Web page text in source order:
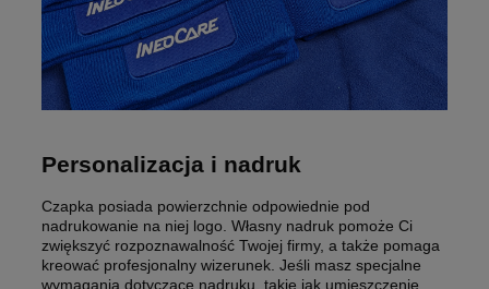
Personalizacja i nadruk
Czapka posiada powierzchnie odpowiednie pod
nadrukowanie na niej logo. Własny nadruk pomoże Ci
zwiększyć rozpoznawalność Twojej firmy, a także pomaga
kreować profesjonalny wizerunek. Jeśli masz specjalne
wymagania dotyczące nadruku, takie jak umieszczenie